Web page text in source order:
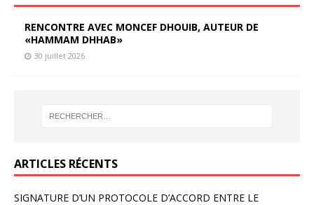
RENCONTRE AVEC MONCEF DHOUIB, AUTEUR DE
«HAMMAM DHHAB»
30 juillet 2026
ARTICLES RÉCENTS
SIGNATURE D’UN PROTOCOLE D’ACCORD ENTRE LE